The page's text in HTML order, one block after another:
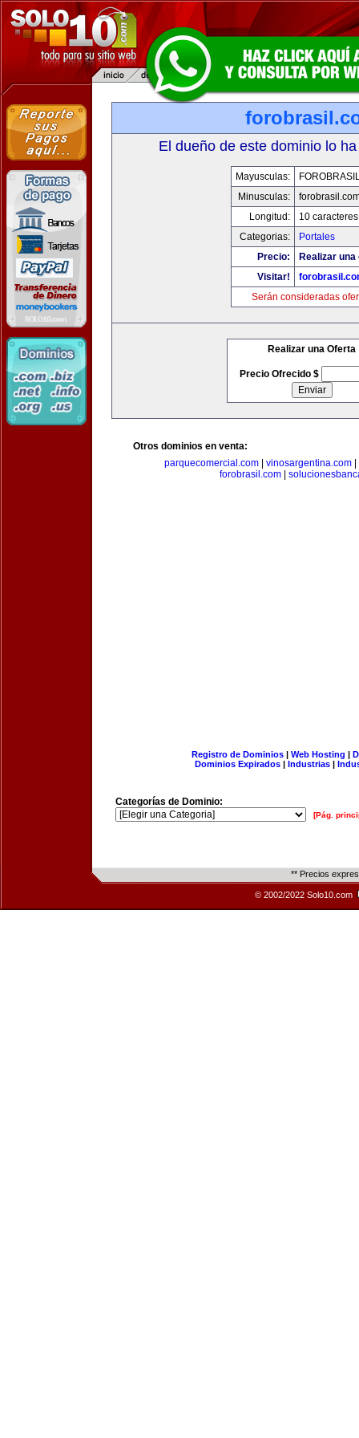
El dueño de este dominio lo
Mayusculas:
Minusculas:
Longitud:
10 caracteres
Categorias:
Portales
Precio:
Realizar
Visitar!
Serán consideradas
Realizar una Oferta
Precio Ofrecido $
Otros dominios en venta:
parquecomercial.com
vinosargentina.com
forobrasil.com|
Registro de Dominios| Web Hosting |
Dominios Expirados | Industrias |
Categorías de Dominio:
[Pág.
** Precios
© 2002/2022 Solo10.com